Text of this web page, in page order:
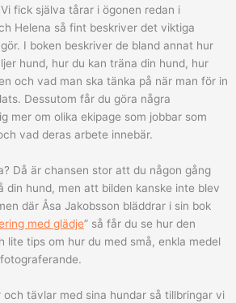
fick själva tårar i ögonen redan i
Helena så fint beskriver det viktiga
I boken beskriver de bland annat hur
hund, hur du kan träna din hund, hur
och vad man ska tänka på när man för in
Dessutom får du göra några
mer om olika ekipage som jobbar som
vad deras arbete innebär.
Då är chansen stor att du någon gång
din hund, men att bilden kanske inte blev
där Åsa Jakobsson bläddrar i sin bok
med glädje” så får du se hur den
lite tips om hur du med små, enkla medel
tävlar med sina hundar så tillbringar vi